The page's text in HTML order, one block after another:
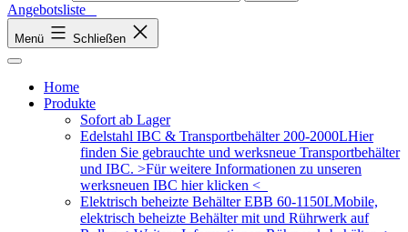
Angebotsliste
Menü Schließen
Home
Produkte
Sofort ab Lager
Edelstahl IBC & Transportbehälter 200-2000LHier
finden Sie gebrauchte und werksneue Transportbehälter
und IBC. >Für weitere Informationen zu unseren
werksneuen IBC hier klicken <
Elektrisch beheizte Behälter EBB 60-1150LMobile,
elektrisch beheizte Behälter mit und Rührwerk auf